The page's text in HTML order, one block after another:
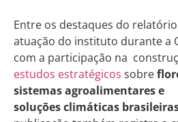
Entre os destaques do
atuação do instituto durante a
com a participação na
estudos estratégicos sobre
sistemas agroalimentares e
soluções climáticas